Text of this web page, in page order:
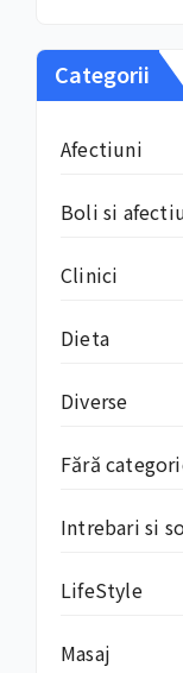
Categorii
Afectiuni
Boli si
Clinici
Dieta
Diverse
Fără
Intrebari si
LifeStyle
Masaj